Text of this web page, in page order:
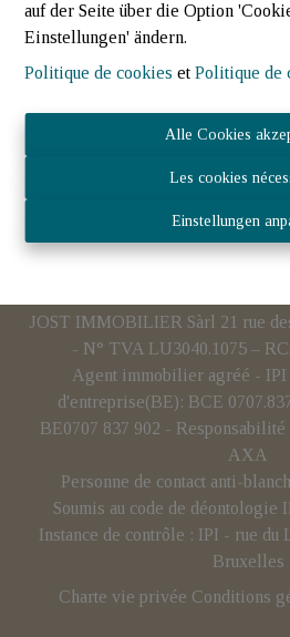
auf der Seite über die Option
Einstellungen' ändern.
Politique de cookies etPolitique de
Alle Cookies
Les cookies
Einstellungen
JOST IMMOBILIER Sàrl 21 rue
- N° TVA LU3040.1075 –
Agent immobilier agréé - IPI
d'entreprise(BE): BCE
BE0707 837 902 -
AXA
Personne de contact anti-
Soumis au code de déontologie
Instance de contrôle : IPI - rue du
Bruxelles
Charte vie privée Conditions